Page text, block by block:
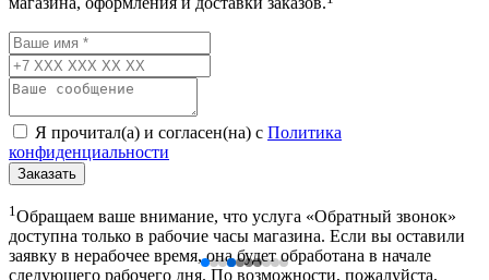
Я прочитал(а) и согласен(на) с Политика
конфиденциальности
Заказать
1 Обращаем ваше внимание, что услуга «Обратный звонок»
доступна только в рабочие часы магазина. Если вы оставили
заявку в нерабочее время, она будет обработана в начале
следующего рабочего дня. По возможности, пожалуйста,